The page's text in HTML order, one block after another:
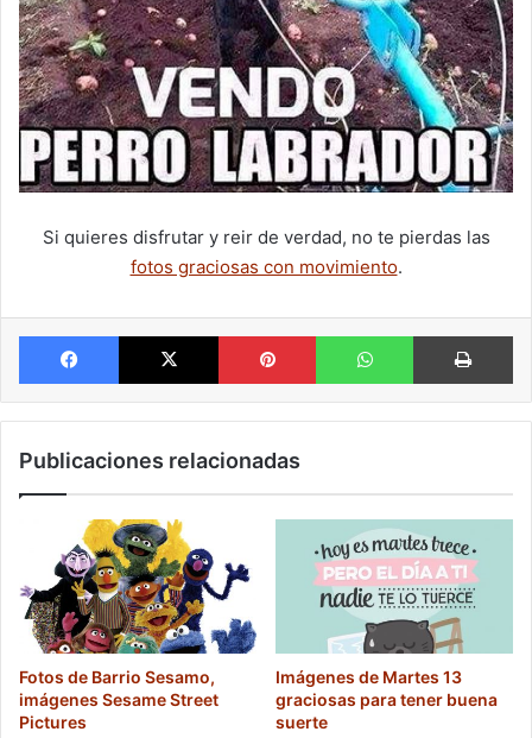
Si quieres disfrutar y reir de verdad, no te pierdas las
fotos graciosas con movimiento.
Facebook X Pinterest WhatsApp
Publicaciones relacionadas
Fotos de Barrio Sesamo,
imágenes Sesame Street
Pictures
Imágenes de Martes 13
graciosas para tener buena
suerte